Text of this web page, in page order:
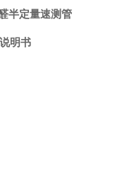
半定量速测管
明书